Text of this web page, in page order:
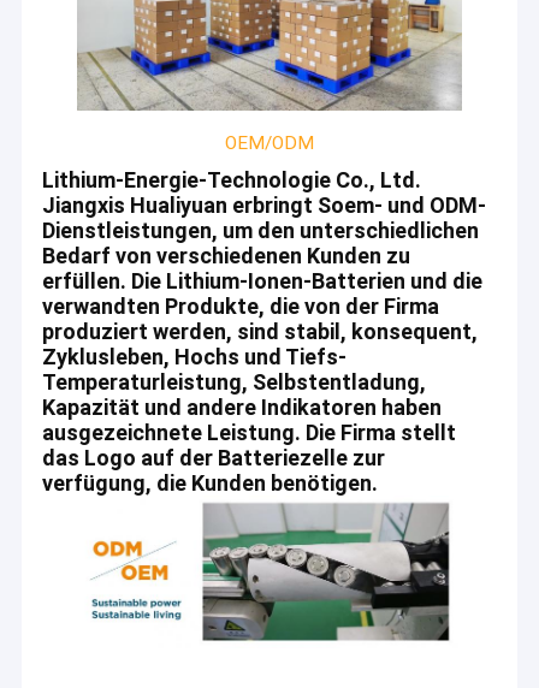
Haus
Produkte
Über uns
Fabrik-Ausflug
Qualitätskontrolle
Treten Sie mit uns in Verbindung
Fälle
OEM/ODM
Lithium-Energie-Technologie Co., Ltd.
Jiangxis Hualiyuan erbringt Soem- und ODM-
Dienstleistungen, um den unterschiedlichen
Bedarf von verschiedenen Kunden zu
erfüllen. Die Lithium-Ionen-Batterien und die
verwandten Produkte, die von der Firma
produziert werden, sind stabil, konsequent,
Zyklusleben, Hochs und Tiefs-
Temperaturleistung, Selbstentladung,
Kapazität und andere Indikatoren haben
ausgezeichnete Leistung. Die Firma stellt
das Logo auf der Batteriezelle zur
verfügung, die Kunden benötigen.
JiangXi HuaLiYuan Lithium Energy Co., Ltd. wurde
im Jahre 2013 hergestellt. Die Firma hat einen
Industriepark von 23.000 Quadratmetern und von
mehr als 100 patentierten Technologien,
einschließlich 8 Erfindungspatente, mehr als 100
technisches Forschung und Entwicklung Personal
und mehr als 200 Sätze
Hochpräzisionsinstrumente.
Nach 10 Jahre hat mehr von schneller
Entwicklung, HLY einer globalen
wettbewerbsfähigen hochwertigen Lithium-
Batterie-Plattformfirma gestanden und
Kerntechnologien und umfassende Lösungen für
Verbraucherbatterien und Energiebatterien
verarbeitet. Produkte sind auf dem Gebiet von Los